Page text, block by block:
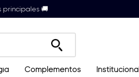
principales 🚚
Complementos Institucional